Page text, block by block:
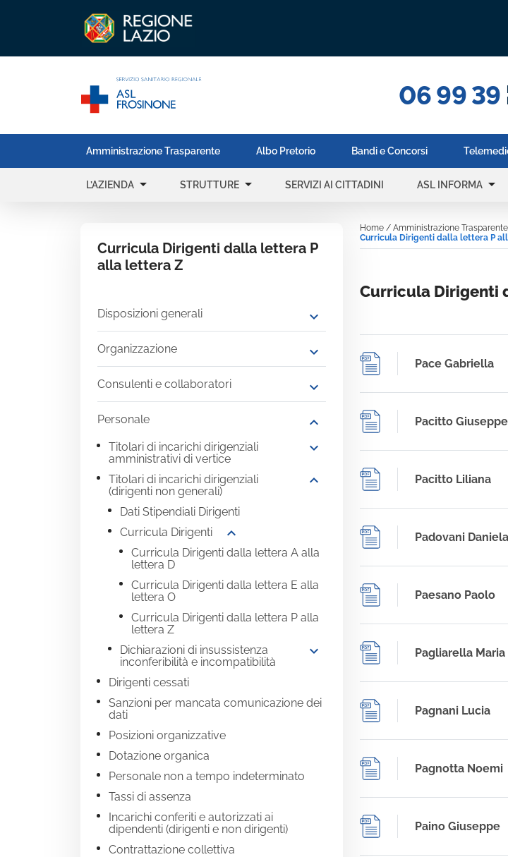
06 99 39
Amministrazione Trasparente Albo Pretorio Bandi e Concorsi
L’AZIENDA arrow_drop_down STRUTTURE arrow_drop_down SERVIZI AI CITTADINI ASL INFORMA arrow_drop_down
Curricula Dirigenti dalla lettera P
alla lettera Z
Disposizioni generali expand_more
Organizzazione expand_more
Consulenti e collaboratori expand_more
Personale expand_more
Titolari di incarichi dirigenziali
amministrativi di vertice
expand_more
Titolari di incarichi dirigenziali
(dirigenti non generali)
expand_more
Dati Stipendiali Dirigenti
Curricula Dirigenti
expand_more
Curricula Dirigenti dalla lettera A alla
lettera D
Curricula Dirigenti dalla lettera E alla
lettera O
Curricula Dirigenti dalla lettera P alla
lettera Z
Dichiarazioni di insussistenza
inconferibilità e incompatibilità
expand_more
Dirigenti cessati
Sanzioni per mancata comunicazione dei
dati
Posizioni organizzative
Dotazione organica
Personale non a tempo indeterminato
Tassi di assenza
Incarichi conferiti e autorizzati ai
dipendenti (dirigenti e non dirigenti)
Contrattazione collettiva
Home / Amministrazione Trasparente
Curricula Dirigenti dalla lettera P
Curricula Dirigenti
Pace Gabriella
Pacitto Giuseppe
Pacitto Liliana
Padovani Daniela
Paesano Paolo
Pagliarella Maria
Pagnani Lucia
Pagnotta Noemi
Paino Giuseppe